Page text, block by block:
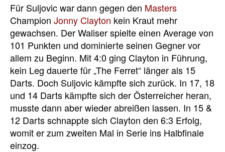
Für Suljovic war dann gegen den Masters
Champion Jonny Clayton kein Kraut mehr
gewachsen. Der Waliser spielte einen Average von
101 Punkten und dominierte seinen Gegner vor
allem zu Beginn. Mit 4:0 ging Clayton in Führung,
kein Leg dauerte für „The Ferret“ länger als 15
Darts. Doch Suljovic kämpfte sich zurück. In 17, 18
und 14 Darts kämpfte sich der Österreicher heran,
musste dann aber wieder abreißen lassen. In 15 &
12 Darts schnappte sich Clayton den 6:3 Erfolg,
womit er zum zweiten Mal in Serie ins Halbfinale
einzog.